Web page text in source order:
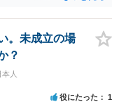
。未成立の場
？
人
役にたった 1